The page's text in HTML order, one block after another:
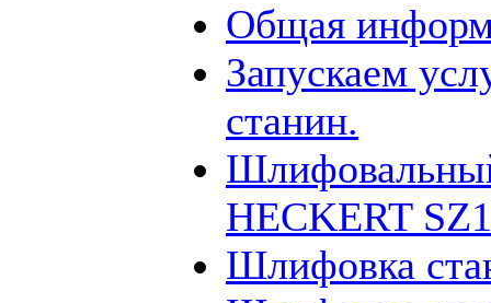
Общая
Запускаем
станин.
HECKERT
Шлифовка